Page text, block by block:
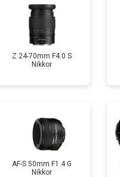
Z 24-70mm F4.0 S
Nikkor
AF-S 50mm F1.4 G
Nikkor